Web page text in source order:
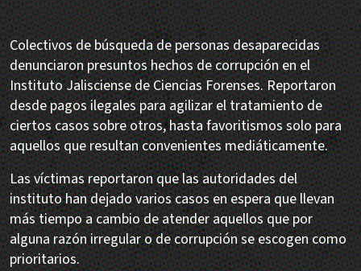
Colectivos de búsqueda de personas desaparecidas
denunciaron presuntos hechos de corrupción en el
Instituto Jalisciense de Ciencias Forenses. Reportaron
desde pagos ilegales para agilizar el tratamiento de
ciertos casos sobre otros, hasta favoritismos solo para
aquellos que resultan convenientes mediáticamente.
Las víctimas reportaron que las autoridades del
instituto han dejado varios casos en espera que llevan
más tiempo a cambio de atender aquellos que por
alguna razón irregular o de corrupción se escogen como
prioritarios.